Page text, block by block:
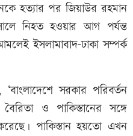
হত্যার পর জিয়াউর রহমান
নিহত হওয়ার আগ পর্যন্ত
ইসলামাবাদ–ঢাকা সম্পর্ক
সরকার পরিবর্তন
ও পাকিস্তানের সঙ্গে
পাকিস্তান হয়তো এখন